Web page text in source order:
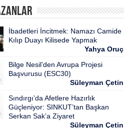
İbadetleri İncitmek: Namazı Camide
Kılıp Duayı Kilisede Yapmak
Yahya Oruç
Bilge Nesil’den Avrupa Projesi
Başvurusu (ESC30)
Süleyman Çetin
Sındırgı’da Afetlere Hazırlık
Güçleniyor: SINKUT’tan Başkan
Serkan Sak’a Ziyaret
Süleyman Çetin